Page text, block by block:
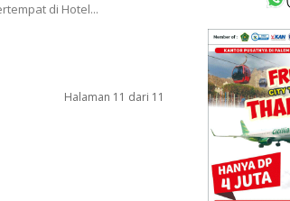
di Hotel...
Halaman 11 dari 11